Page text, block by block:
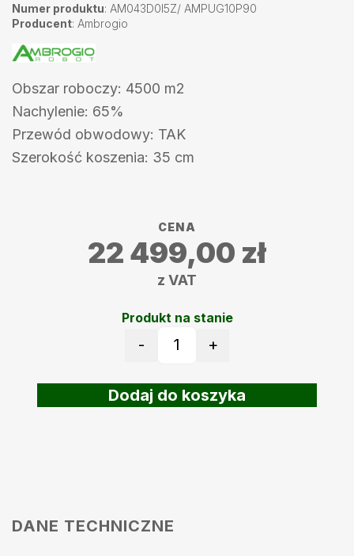
Numer produktu: AM043D0I5Z/ AMPUG10P90
Producent: Ambrogio
Obszar roboczy: 4500 m2
Nachylenie: 65%
Przewód obwodowy: TAK
Szerokość koszenia: 35 cm
CENA
22 499,00 zł
z VAT
Produkt na stanie
ilość Robot koszący
- +
Dodaj do koszyka
DANE TECHNICZNE